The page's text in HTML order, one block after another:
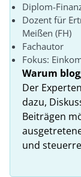
Diplom-
Dozent für
Meißen (FH)
Fachautor
Fokus:
Warum
Der
dazu,
Beiträgen
und